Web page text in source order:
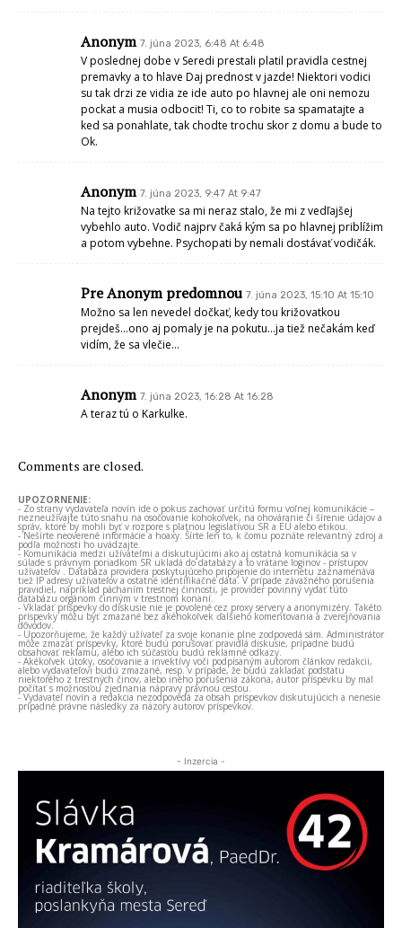
Anonym 7. júna 2023, 6:48 At 6:48
V poslednej dobe v Seredi prestali platil pravidla cestnej
premavky a to hlave Daj prednost v jazde! Niektori vodici
su tak drzi ze vidia ze ide auto po hlavnej ale oni nemozu
pockat a musia odbocit! Ti, co to robite sa spamatajte a
ked sa ponahlate, tak chodte trochu skor z domu a bude to
Ok.
Anonym 7. júna 2023, 9:47 At 9:47
Na tejto križovatke sa mi neraz stalo, že mi z vedľajšej
vybehlo auto. Vodič najprv čaká kým sa po hlavnej priblížim
a potom vybehne. Psychopati by nemali dostávať vodičák.
Pre Anonym predomnou 7. júna 2023, 15:10 At 15:10
Možno sa len nevedel dočkať, kedy tou križovatkou
prejdeš…ono aj pomaly je na pokutu…ja tiež nečakám keď
vidím, že sa vlečie…
Anonym 7. júna 2023, 16:28 At 16:28
A teraz tú o Karkulke.
Comments are closed.
UPOZORNENIE:
- Zo strany vydavateľa novín ide o pokus zachovať určitú formu voľnej komunikácie –
nezneužívajte túto snahu na osočovanie kohokoľvek, na ohováranie či šírenie údajov a
správ, ktoré by mohli byť v rozpore s platnou legislatívou SR a EÚ alebo etikou.
- Nešírte neoverené informácie a hoaxy. Šírte len to, k čomu poznáte relevantný zdroj a
podľa možnosti ho uvádzajte.
- Komunikácia medzi užívateľmi a diskutujúcimi ako aj ostatná komunikácia sa v
súlade s právnym poriadkom SR ukladá do databázy a to vrátane loginov - prístupov
užívateľov . Databáza providera poskytujúceho pripojenie do internetu zaznamenáva
tiež IP adresy užívateľov a ostatné identifikačné dáta. V prípade závažného porušenia
pravidiel, napríklad páchaním trestnej činnosti, je provider povinný vydať túto
databázu orgánom činným v trestnom konaní.
- Vkladať príspevky do diskusie nie je povolené cez proxy servery a anonymizéry. Takéto
príspevky môžu byť zmazané bez akéhokoľvek ďalšieho komentovania a zverejňovania
dôvodov.
- Upozorňujeme, že každý užívateľ za svoje konanie plne zodpovedá sám. Administrátor
môže zmazať príspevky, ktoré budú porušovať pravidlá diskusie, prípadne budú
obsahovať reklamu, alebo ich súčasťou budú reklamné odkazy.
- Akékoľvek útoky, osočovanie a invektívy voči podpísaným autorom článkov redakcii,
alebo vydavateľovi budú zmazané, resp. v prípade, že budú zakladať podstatu
niektorého z trestných činov, alebo iného porušenia zákona, autor príspevku by mal
počítať s možnosťou zjednania nápravy právnou cestou.
- Vydavateľ novín a redakcia nezodpovedá za obsah príspevkov diskutujúcich a nenesie
prípadné právne následky za názory autorov príspevkov.
- Inzercia -